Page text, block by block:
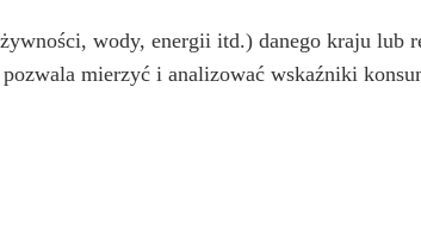
wody, energii itd.) danego kraju lub
mierzyć i analizować wskaźniki